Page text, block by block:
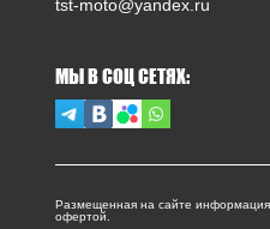
tst-moto@yandex.ru
МЫ В СОЦ СЕТЯХ:
Размещенная на сайте
офертой.